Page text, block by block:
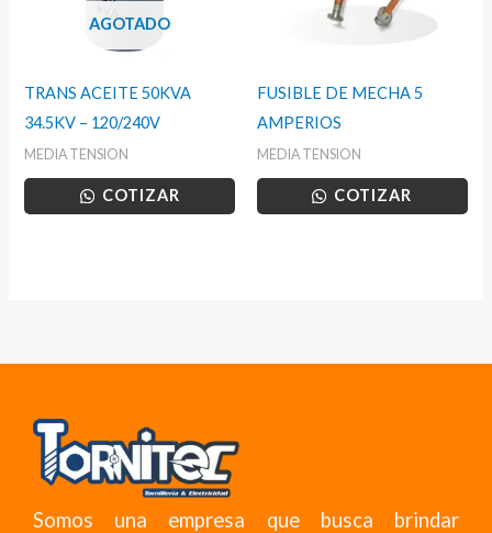
AGOTADO
TRANS ACEITE 50KVA
34.5KV – 120/240V
MEDIA TENSION
COTIZAR
FUSIBLE DE MECHA 5
AMPERIOS
MEDIA TENSION
COTIZAR
Somos una empresa que busca brindar